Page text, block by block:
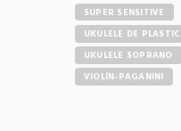
SUPER SENSITIVE
UKULELE DE
UKULELE SOPRANO
VIOLÍN-PAGANINI